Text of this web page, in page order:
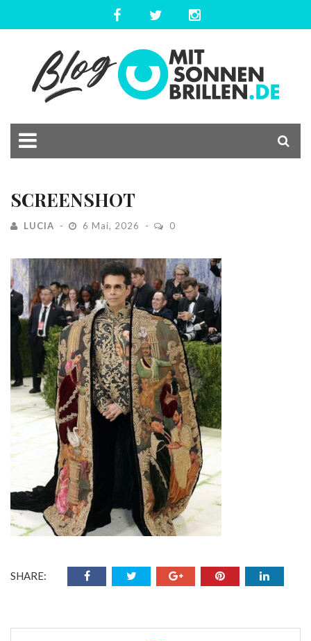
SCREENSHOT
LUCIA 6 Mai, 2026 0
SHARE: